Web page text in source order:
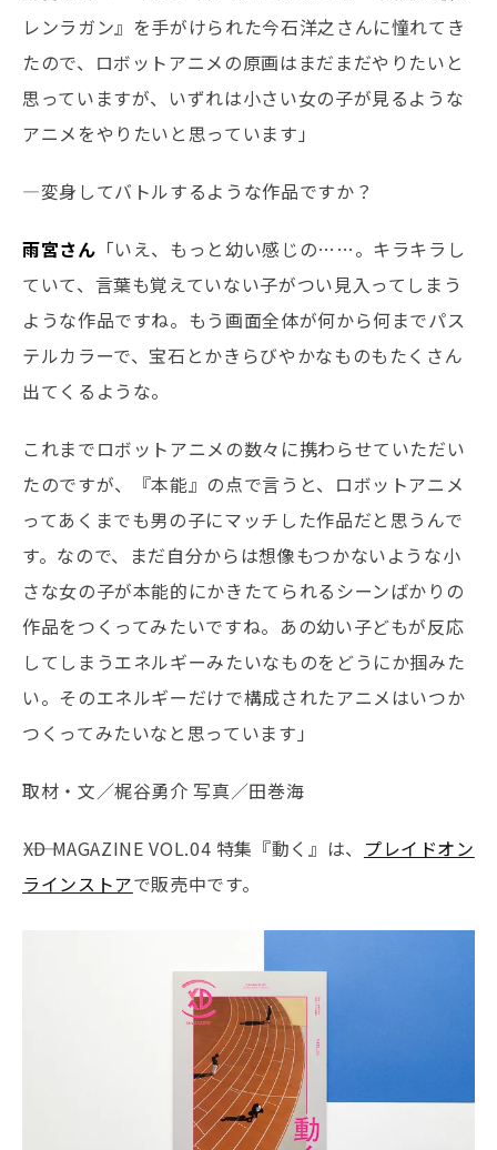
レンラガン』を手がけられた今石洋之さんに憧れてき
たので、ロボットアニメの原画はまだまだやりたいと
思っていますが、いずれは小さい女の子が見るような
アニメをやりたいと思っています」
―変身してバトルするような作品ですか？
雨宮さん 「いえ、もっと幼い感じの……。キラキラし
ていて、言葉も覚えていない子がつい見入ってしまう
ような作品ですね。もう画面全体が何から何までパス
テルカラーで、宝石とかきらびやかなものもたくさん
出てくるような。
これまでロボットアニメの数々に携わらせていただい
たのですが、『本能』の点で言うと、ロボットアニメ
ってあくまでも男の子にマッチした作品だと思うんで
す。なので、まだ自分からは想像もつかないような小
さな女の子が本能的にかきたてられるシーンばかりの
作品をつくってみたいですね。あの幼い子どもが反応
してしまうエネルギーみたいなものをどうにか掴みた
い。そのエネルギーだけで構成されたアニメはいつか
つくってみたいなと思っています」
取材・文／梶谷勇介 写真／田巻海
――XD MAGAZINE VOL.04 特集『動く』は、 プレイドオン
ラインストアで販売中です。